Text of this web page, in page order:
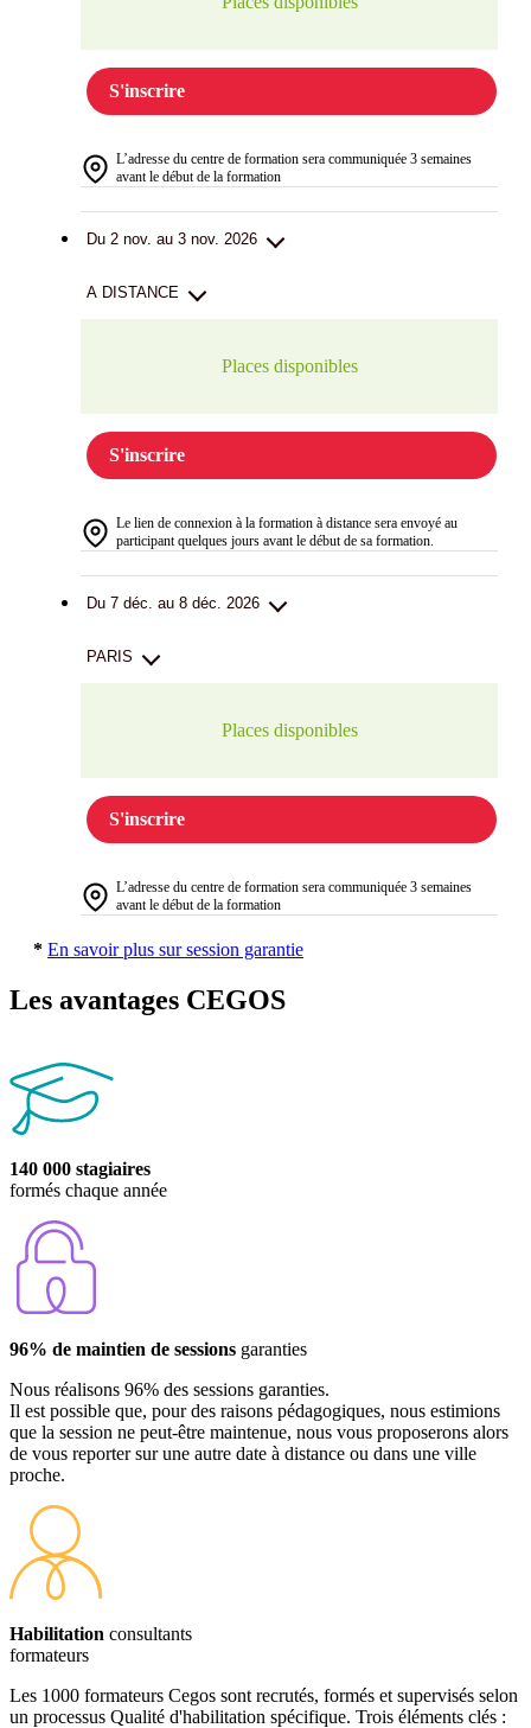
S'inscrire
L’adresse du centre de formation sera communiquée 3 semaines
avant le début de la formation
Du 2 nov. au 3 nov. 2026
A DISTANCE
Places disponibles
S'inscrire
Le lien de connexion à la formation à distance sera envoyé au
participant quelques jours avant le début de sa formation.
Du 7 déc. au 8 déc. 2026
PARIS
Places disponibles
S'inscrire
L’adresse du centre de formation sera communiquée 3 semaines
avant le début de la formation
* En savoir plus sur session garantie
Les avantages CEGOS
140 000 stagiaires
formés chaque année
96% de maintien de sessions garanties
Nous réalisons 96% des sessions garanties.
Il est possible que, pour des raisons pédagogiques, nous estimions
que la session ne peut-être maintenue, nous vous proposerons alors
de vous reporter sur une autre date à distance ou dans une ville
proche.
Habilitation consultants
formateurs
Les 1000 formateurs Cegos sont recrutés, formés et supervisés selon
un processus Qualité d'habilitation spécifique. Trois éléments clés :